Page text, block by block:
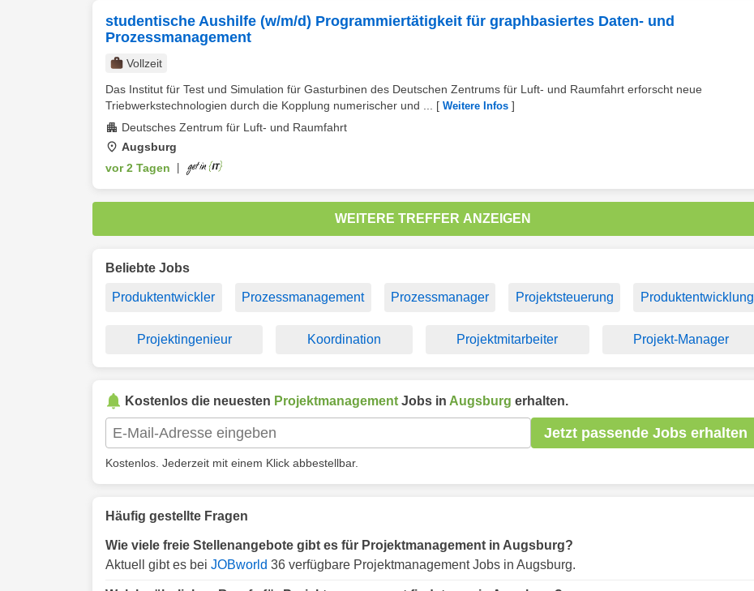
studentische Aushilfe (w/m/d) Programmiertätigkeit für graphbasiertes Daten- und
Prozessmanagement
Vollzeit
Das Institut für Test und Simulation für Gasturbinen des Deutschen Zentrums für Luft- und Raumfahrt erforscht neue
Triebwerkstechnologien durch die Kopplung numerischer und ...
[ Weitere Infos ]
Deutsches Zentrum für Luft- und Raumfahrt
Augsburg
vor 2 Tagen
WEITERE TREFFER ANZEIGEN
Beliebte Jobs
Produktentwickler Prozessmanagement Prozessmanager Projektsteuerung Produktentwicklung
Projektingenieur Koordination Projektmitarbeiter Projekt-Manager
Kostenlos die neuesten Projektmanagement Jobs in Augsburg erhalten.
Jetzt passende Jobs erhalten
Kostenlos. Jederzeit mit einem Klick abbestellbar.
Häufig gestellte Fragen
Wie viele freie Stellenangebote gibt es für Projektmanagement in Augsburg?
Aktuell gibt es bei JOBworld 36 verfügbare Projektmanagement Jobs in Augsburg.